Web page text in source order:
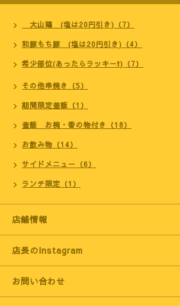
大山鶏 (塩は20円引き)（7）
和豚もち豚 (塩は20円引き)（4）
希少部位(あったらラッキー❗)（7）
その他串焼き（5）
期間限定釜飯（1）
釜飯 お椀・香の物付き（18）
お飲み物（14）
サイドメニュー（6）
ランチ限定（1）
店舗情報
店長のInstagram
お問い合わせ